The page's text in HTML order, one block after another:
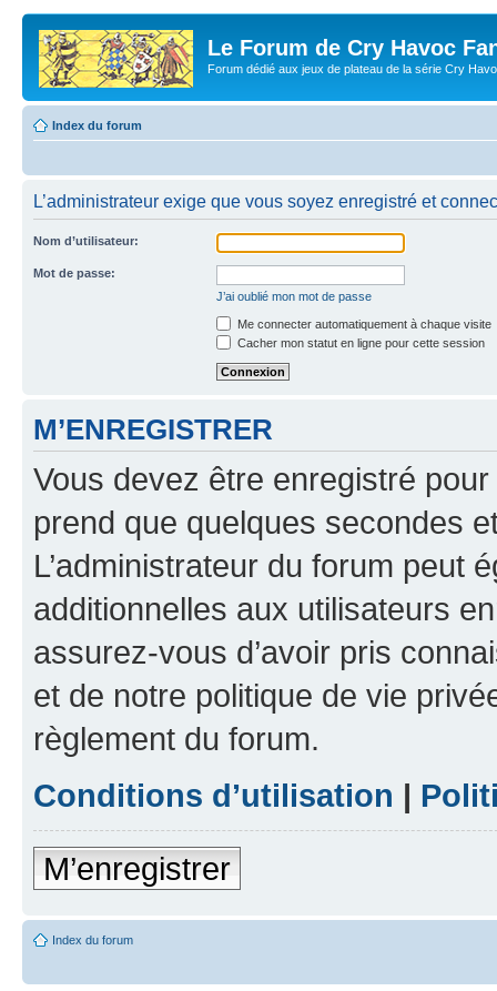
Le Forum de Cry Havoc
Forum dédié aux jeux de plateau de la série Cry
Index du forum
L’administrateur exige que vous soyez enregistré et
Nom d’utilisateur:
Mot de passe:
J’ai oublié mon mot de passe
Me connecter automatiquement à chaque visite
Cacher mon statut en ligne pour cette session
M’ENREGISTRER
Vous devez être enregistré
prend que quelques secondes
L’administrateur du forum peut
additionnelles aux utilisateurs
assurez-vous d’avoir pris
et de notre politique de vie
règlement du forum.
Conditions d’utilisation |
M’enregistrer
Index du forum